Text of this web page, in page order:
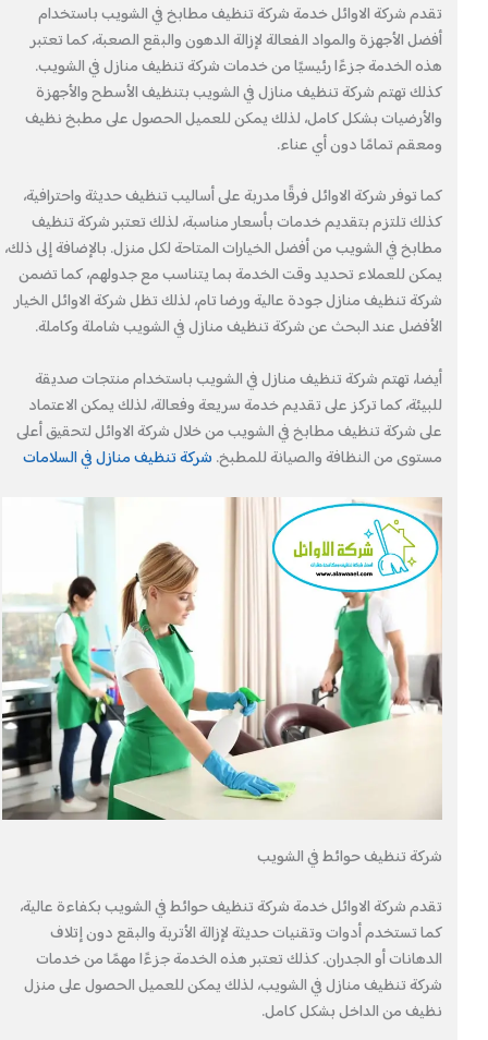
تقدم شركة الاوائل خدمة شركة تنظيف مطابخ في الشويب باستخدام
أفضل الأجهزة والمواد الفعالة لإزالة الدهون والبقع الصعبة، كما تعتبر
هذه الخدمة جزءًا رئيسيًا من خدمات شركة تنظيف منازل في الشويب.
كذلك تهتم شركة تنظيف منازل في الشويب بتنظيف الأسطح والأجهزة
والأرضيات بشكل كامل، لذلك يمكن للعميل الحصول على مطبخ نظيف
ومعقم تمامًا دون أي عناء.
كما توفر شركة الاوائل فرقًا مدربة على أساليب تنظيف حديثة واحترافية،
كذلك تلتزم بتقديم خدمات بأسعار مناسبة، لذلك تعتبر شركة تنظيف
مطابخ في الشويب من أفضل الخيارات المتاحة لكل منزل. بالإضافة إلى ذلك،
يمكن للعملاء تحديد وقت الخدمة بما يتناسب مع جدولهم، كما تضمن
شركة تنظيف منازل جودة عالية ورضا تام، لذلك تظل شركة الاوائل الخيار
الأفضل عند البحث عن شركة تنظيف منازل في الشويب شاملة وكاملة.
أيضا، تهتم شركة تنظيف منازل في الشويب باستخدام منتجات صديقة
للبيئة، كما تركز على تقديم خدمة سريعة وفعالة، لذلك يمكن الاعتماد
على شركة تنظيف مطابخ في الشويب من خلال شركة الاوائل لتحقيق أعلى
مستوى من النظافة والصيانة للمطبخ.شركة تنظيف منازل في السلامات
شركة تنظيف حوائط في الشويب
تقدم شركة الاوائل خدمة شركة تنظيف حوائط في الشويب بكفاءة عالية،
كما تستخدم أدوات وتقنيات حديثة لإزالة الأتربة والبقع دون إتلاف
الدهانات أو الجدران. كذلك تعتبر هذه الخدمة جزءًا مهمًا من خدمات
شركة تنظيف منازل في الشويب، لذلك يمكن للعميل الحصول على منزل
نظيف من الداخل بشكل كامل.